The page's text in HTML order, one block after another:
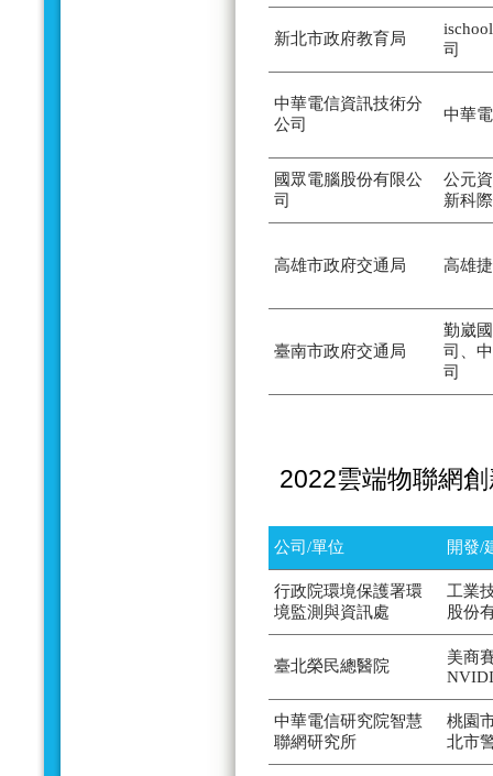
新北市政府教育局
司
中華電信資訊技術分
公司
中華
國眾電腦股份有限公
司
公元
新科
高雄市政府交通局 高雄
臺南市政府交通局
勤崴
司、
司
2022雲端物聯網
公司/單位 開發/
行政院環境保護署環
境監測與資訊處
工業
股份
臺北榮民總醫院
美商
中華電信研究院智慧
聯網研究所
桃園
北市